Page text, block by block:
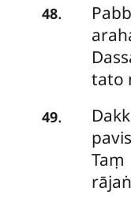
48.
tato
49.